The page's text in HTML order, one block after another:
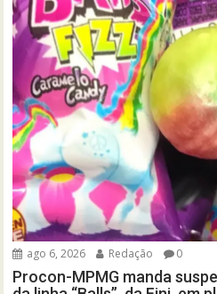
ago 6, 2026 Redação 0
Procon-MPMG manda